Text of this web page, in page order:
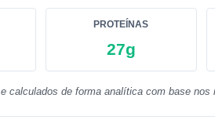
PROTEÍNAS
27g
calculados de forma analítica com base nos